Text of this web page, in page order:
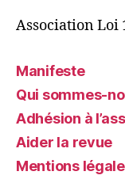
Association Loi
Manifeste
Qui sommes-
Adhésion à
Aider la revue
Mentions